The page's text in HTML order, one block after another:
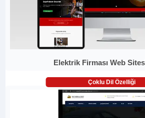
Elektrik Firması Web
Çoklu Dil Özelliği